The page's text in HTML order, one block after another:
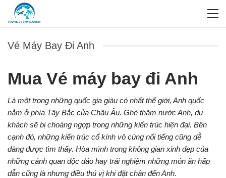
Vé Máy Bay Đi Anh
Mua Vé máy bay đi Anh
Là một trong những quốc gia giàu có nhất thế giới, Anh quốc
nằm ở phía Tây Bắc của Châu Âu. Ghé thăm nước Anh, du
khách sẽ bị choáng ngợp trong những kiến trúc hiện đại. Bên
cạnh đó, những kiến trúc cổ kính vô cùng nổi tiếng cũng dễ
dàng được tìm thấy. Hòa mình trong không gian xinh đẹp của
những cảnh quan độc đáo hay trải nghiệm những món ăn hấp
dẫn cũng là nhưng điều thú vị khi đặt chân đến Anh.